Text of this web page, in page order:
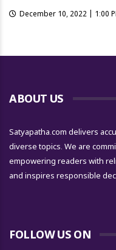
December 10, 2022 | 1:00
ABOUT US
Satyapatha.com delivers
diverse topics. We are
empowering readers with
and inspires responsible
FOLLOW US ON